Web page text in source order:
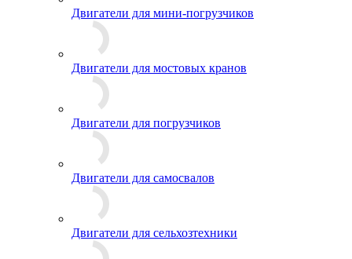
Двигатели для мини-погрузчиков
Двигатели для мостовых кранов
Двигатели для погрузчиков
Двигатели для самосвалов
Двигатели для сельхозтехники